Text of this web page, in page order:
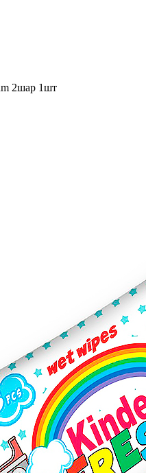
2шар 1шт